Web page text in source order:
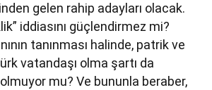
gelen rahip adayları olacak.
iddiasını güçlendirmez mi?
tanınması halinde, patrik ve
vatandaşı olma şartı da
mu? Ve bununla beraber,